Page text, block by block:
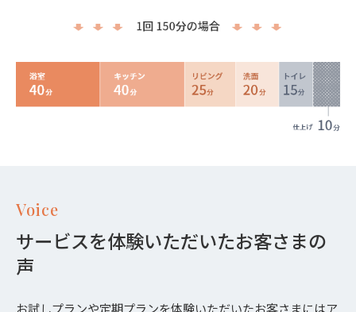
Voice
サービスを体験いただいたお客さまの
声
お試しプランや定期プランを体験いただいたお客さまにはア